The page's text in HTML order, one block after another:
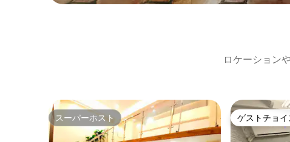
ロケーション
スーパーホスト
スーパーホスト ゲストチョイ
ゲストチョイ